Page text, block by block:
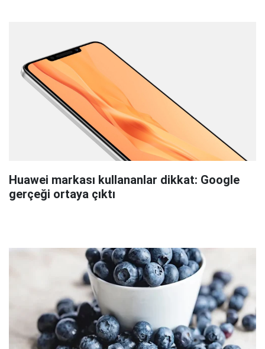
Huawei markası kullananlar dikkat: Google
gerçeği ortaya çıktı